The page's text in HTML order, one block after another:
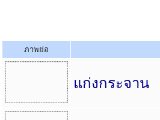
ภาพย่อ
แก่งกระจาน